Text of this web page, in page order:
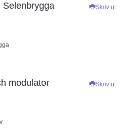
Skriv ut
Selenbrygga
Skriv ut
modulator